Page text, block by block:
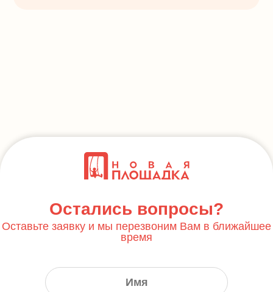
Остались вопросы?
Оставьте заявку и мы перезвоним Вам в ближайшее
время